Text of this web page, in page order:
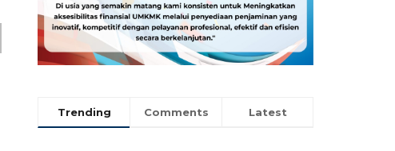
Trending Comments Latest